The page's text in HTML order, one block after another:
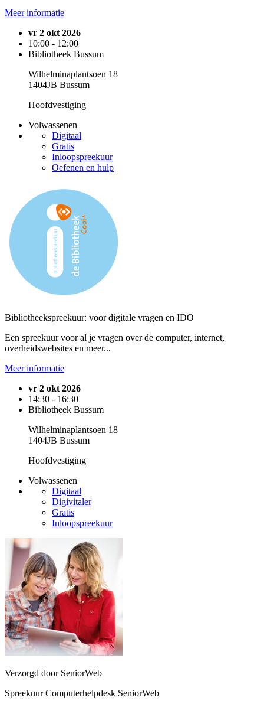
Meer informatie
vr 2 okt 2026
10:00 - 12:00
Bibliotheek Bussum
Wilhelminaplantsoen 18
1404JB Bussum
Hoofdvestiging
Volwassenen
Digitaal
Gratis
Inloopspreekuur
Oefenen en hulp
Bibliotheekspreekuur: voor digitale vragen en IDO
Een spreekuur voor al je vragen over de computer, internet,
overheidswebsites en meer...
Meer informatie
vr 2 okt 2026
14:30 - 16:30
Bibliotheek Bussum
Wilhelminaplantsoen 18
1404JB Bussum
Hoofdvestiging
Volwassenen
Digitaal
Digivitaler
Gratis
Inloopspreekuur
Verzorgd door SeniorWeb
Spreekuur Computerhelpdesk SeniorWeb